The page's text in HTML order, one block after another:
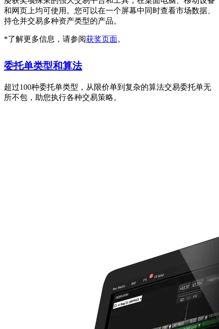
和网页上均可使用。您可以在一个屏幕中同时查看市场数据、
持仓并交易多种资产类型的产品。
*了解更多信息，请参阅获奖页面。
委托单类型和算法
超过100种委托单类型，从限价单到复杂的算法交易委托单无
所不包，助您执行各种交易策略。